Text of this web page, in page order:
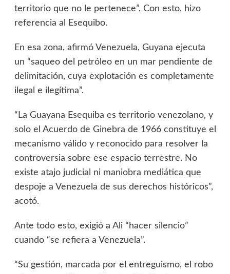
territorio que no le pertenece”. Con esto, hizo
referencia al Esequibo.
En esa zona, afirmó Venezuela, Guyana ejecuta
un “saqueo del petróleo en un mar pendiente de
delimitación, cuya explotación es completamente
ilegal e ilegítima”.
“La Guayana Esequiba es territorio venezolano, y
solo el Acuerdo de Ginebra de 1966 constituye el
mecanismo válido y reconocido para resolver la
controversia sobre ese espacio terrestre. No
existe atajo judicial ni maniobra mediática que
despoje a Venezuela de sus derechos históricos”,
acotó.
Ante todo esto, exigió a Ali “hacer silencio”
cuando “se refiera a Venezuela”.
“Su gestión, marcada por el entreguismo, el robo